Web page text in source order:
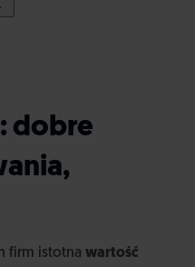
dobre
firm istotna wartość